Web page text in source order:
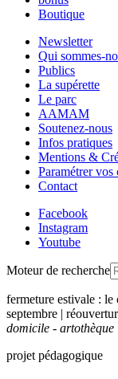
Boutique
Newsletter
Qui sommes-
Publics
La supérette
Le parc
AAMAM
Soutenez-nous
Infos pratiques
Mentions &
Paramétrer vos
Contact
Facebook
Instagram
Youtube
Moteur de recherche
fermeture estivale :
septembre |
domicile - artothèque
projet pédagogique